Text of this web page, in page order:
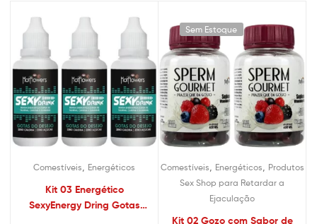
Comestíveis Energéticos
Kit 03 Energético
SexyEnergy Dring Gotas
Sem Estoque
Comestíveis Energéticos
Produtos
Sex Shop para Retardar a
Ejaculação
Kit 02 Gozo com Sabor de